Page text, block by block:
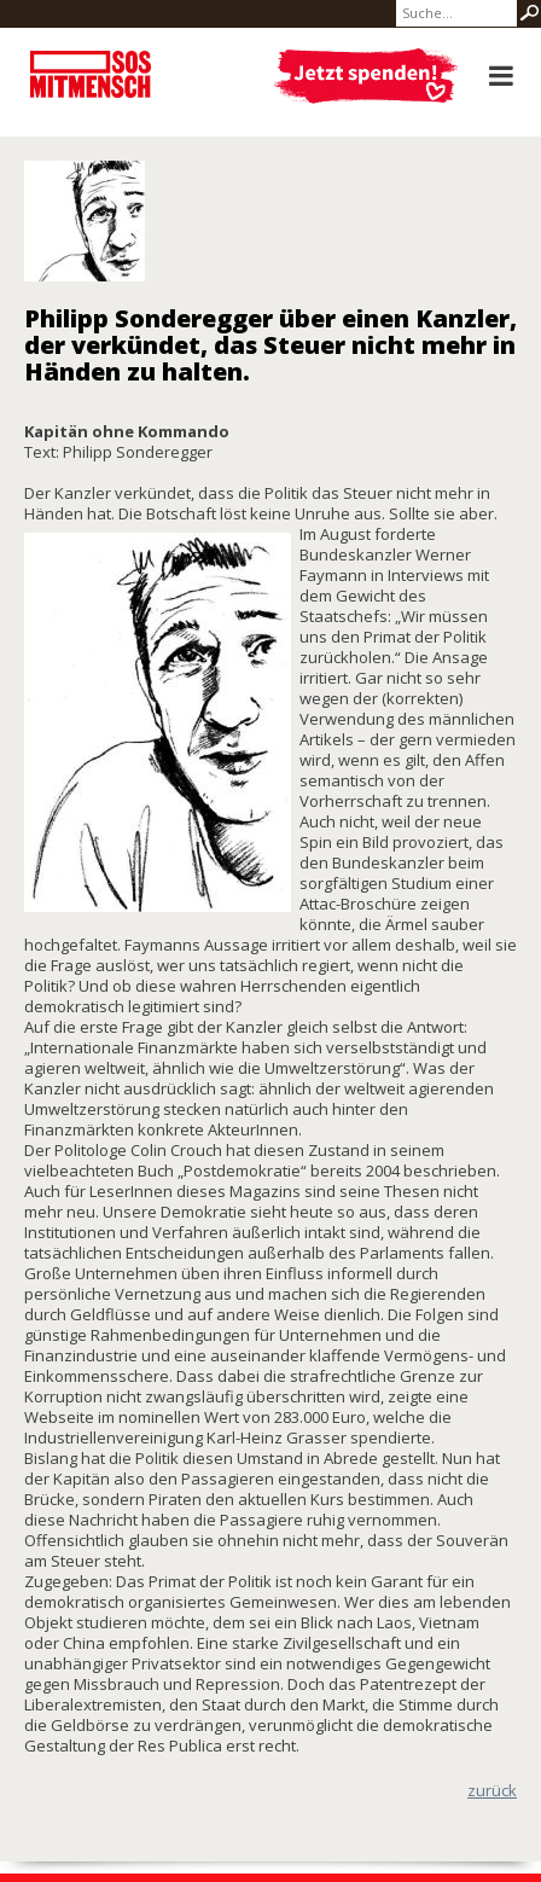
Philipp Sonderegger über einen Kanzler,
der verkündet, das Steuer nicht mehr in
Händen zu halten.
Kapitän ohne Kommando
Text: Philipp Sonderegger
Der Kanzler verkündet, dass die Politik das Steuer nicht mehr in
Händen hat. Die Botschaft löst keine Unruhe aus. Sollte sie aber.
Im August forderte
Bundeskanzler Werner
Faymann in Interviews mit
dem Gewicht des
Staatschefs: „Wir müssen
uns den Primat der Politik
zurückholen.“ Die Ansage
irritiert. Gar nicht so sehr
wegen der (korrekten)
Verwendung des männlichen
Artikels – der gern vermieden
wird, wenn es gilt, den Affen
semantisch von der
Vorherrschaft zu trennen.
Auch nicht, weil der neue
Spin ein Bild provoziert, das
den Bundeskanzler beim
sorgfältigen Studium einer
Attac-Broschüre zeigen
könnte, die Ärmel sauber
hochgefaltet. Faymanns Aussage irritiert vor allem deshalb, weil sie
die Frage auslöst, wer uns tatsächlich regiert, wenn nicht die
Politik? Und ob diese wahren Herrschenden eigentlich
demokratisch legitimiert sind?
Auf die erste Frage gibt der Kanzler gleich selbst die Antwort:
„Internationale Finanzmärkte haben sich verselbstständigt und
agieren weltweit, ähnlich wie die Umweltzerstörung“. Was der
Kanzler nicht ausdrücklich sagt: ähnlich der weltweit agierenden
Umweltzerstörung stecken natürlich auch hinter den
Finanzmärkten konkrete AkteurInnen.
Der Politologe Colin Crouch hat diesen Zustand in seinem
vielbeachteten Buch „Postdemokratie“ bereits 2004 beschrieben.
Auch für LeserInnen dieses Magazins sind seine Thesen nicht
mehr neu. Unsere Demokratie sieht heute so aus, dass deren
Institutionen und Verfahren äußerlich intakt sind, während die
tatsächlichen Entscheidungen außerhalb des Parlaments fallen.
Große Unternehmen üben ihren Einfluss informell durch
persönliche Vernetzung aus und machen sich die Regierenden
durch Geldflüsse und auf andere Weise dienlich. Die Folgen sind
günstige Rahmenbedingungen für Unternehmen und die
Finanzindustrie und eine auseinander klaffende Vermögens- und
Einkommensschere. Dass dabei die strafrechtliche Grenze zur
Korruption nicht zwangsläufig überschritten wird, zeigte eine
Webseite im nominellen Wert von 283.000 Euro, welche die
Industriellenvereinigung Karl-Heinz Grasser spendierte.
Bislang hat die Politik diesen Umstand in Abrede gestellt. Nun hat
der Kapitän also den Passagieren eingestanden, dass nicht die
Brücke, sondern Piraten den aktuellen Kurs bestimmen. Auch
diese Nachricht haben die Passagiere ruhig vernommen.
Offensichtlich glauben sie ohnehin nicht mehr, dass der Souverän
am Steuer steht.
Zugegeben: Das Primat der Politik ist noch kein Garant für ein
demokratisch organisiertes Gemeinwesen. Wer dies am lebenden
Objekt studieren möchte, dem sei ein Blick nach Laos, Vietnam
oder China empfohlen. Eine starke Zivilgesellschaft und ein
unabhängiger Privatsektor sind ein notwendiges Gegengewicht
gegen Missbrauch und Repression. Doch das Patentrezept der
Liberalextremisten, den Staat durch den Markt, die Stimme durch
die Geldbörse zu verdrängen, verunmöglicht die demokratische
Gestaltung der Res Publica erst recht.
zurück